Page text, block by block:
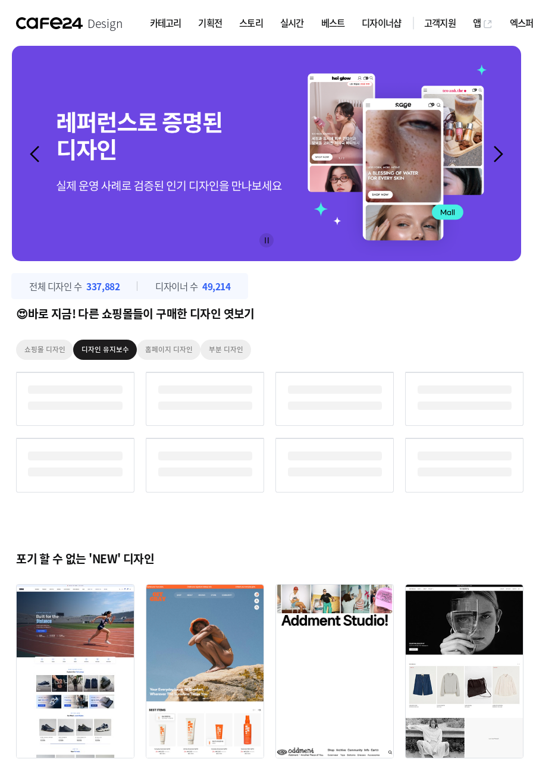
Design 카테고리 기획전 스토리 실시간 베스트 디자이너샵 고객지원 앱 엑스
전체 디자인 수 337,882 디자이너 수 49,214
😍바로 지금! 다른 쇼핑몰들이 구매한 디자인 엿보기
쇼핑몰 디자인 디자인 유지보수 홈페이지 디자인 부분 디자인
포기 할 수 없는 'NEW' 디자인